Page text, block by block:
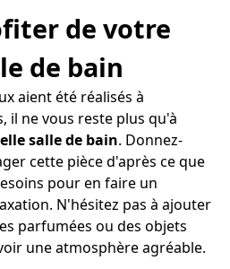
de votre
de bain
aient été réalisés à
il ne vous reste plus qu'à
salle de bain. Donnez-
cette pièce d'après ce que
pour en faire un
N'hésitez pas à ajouter
parfumées ou des objets
une atmosphère agréable.